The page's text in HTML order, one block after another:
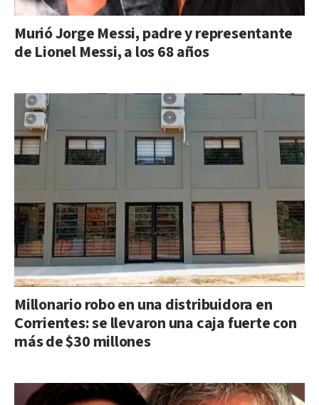
Murió Jorge Messi, padre y representante
de Lionel Messi, a los 68 años
Millonario robo en una distribuidora en
Corrientes: se llevaron una caja fuerte con
más de $30 millones